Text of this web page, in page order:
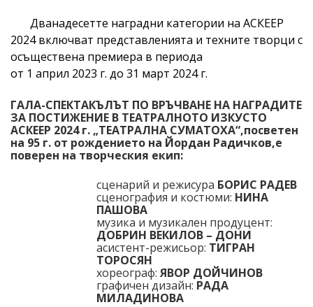
Дванадесетте наградни категории на АСКЕЕР
2024включват представленията и техните творци с
осъществена премиера в периода
от 1 април 2023 г. до 31 март 2024г.
ГАЛА-СПЕКТАКЪЛЪТ ПО ВРЪЧВАНЕ НА НАГРАДИТЕ
ЗА ПОСТИЖЕНИЕ В ТЕАТРАЛНОТО ИЗКУСТО
АСКЕЕР 2024 г. „ТЕАТРАЛНА СУМАТОХА“,посветен
на 95 г. от рождението на Йордан Радичков,е
поверен на творческия екип:
сценарий и режисура БОРИС РАДЕВ
сценография и костюми: НИНА
ПАШОВА
музика и музикален продуцент:
ДОБРИН ВЕКИЛОВ – ДОНИ
асистент-режисьор: ТИГРАН
ТОРОСЯН
хореограф: ЯВОР ДОЙЧИНОВ
графичен дизайн: РАДА
МИЛАДИНОВА